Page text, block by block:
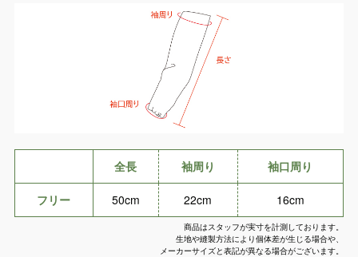
全長 袖周り 袖口周り
フリー 50cm 22cm 16cm
商品はスタッフが実寸を計測しております。
生地や縫製方法により個体差が生じる場合や、
メーカーサイズと表記が異なる場合がございます。